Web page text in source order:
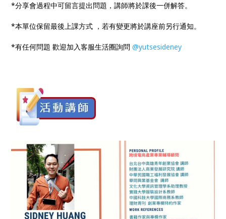
*分享會過程中可留言提出問題，講師將於課後一併解答。
*本單位保留最後上課方式 ，若有變更將於講座前另行通知。
*有任何問題 歡迎加入客服生活圈詢問@yutsesideney